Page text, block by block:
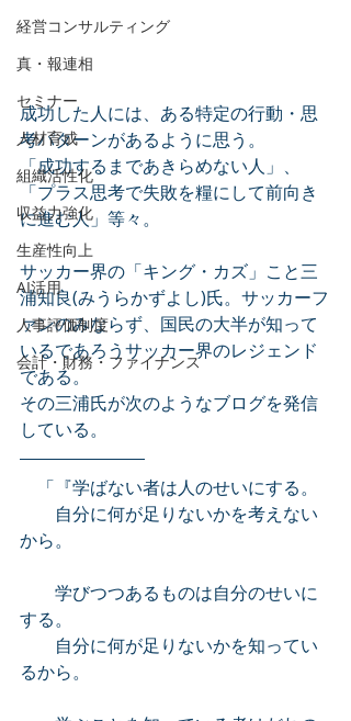
経営コンサルティング
真・報連相
セミナー
人材育成
組織活性化
収益力強化
生産性向上
AI活用
人事評価制度
会計・財務・ファイナンス
成功した人には、ある特定の行動・思
考パターンがあるように思う。
「成功するまであきらめない人」、
「プラス思考で失敗を糧にして前向き
に進む人」等々。
サッカー界の「キング・カズ」こと三
浦知良(みうらかずよし)氏。サッカーフ
ァンのみならず、国民の大半が知って
いるであろうサッカー界のレジェンド
である。
その三浦氏が次のようなブログを発信
している。
「『学ばない者は人のせいにする。
自分に何が足りないかを考えない
から。
学びつつあるものは自分のせいに
する。
自分に何が足りないかを知ってい
るから。